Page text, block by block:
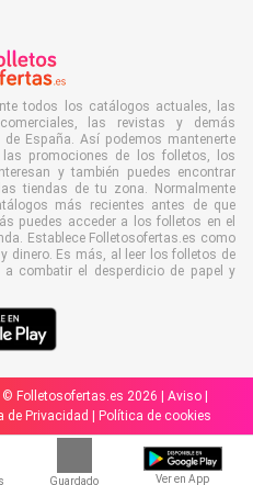
Guardado Ver en App
todos los catálogos actuales, las
las revistas y demás
España. Así podemos mantenerte
promociones de los folletos, los
y también puedes encontrar
tiendas de tu zona. Normalmente
más recientes antes de que
puedes acceder a los folletos en el
Establece Folletosofertas.es como
dinero. Es más, al leer los folletos de
combatir el desperdicio de papel y
Folletosofertas.es 2026 | Aviso|
de Privacidad Política de cookies